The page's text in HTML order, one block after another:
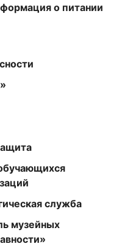
о питании
служба
музейных